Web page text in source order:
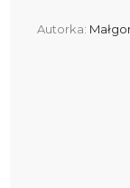
Autorka: